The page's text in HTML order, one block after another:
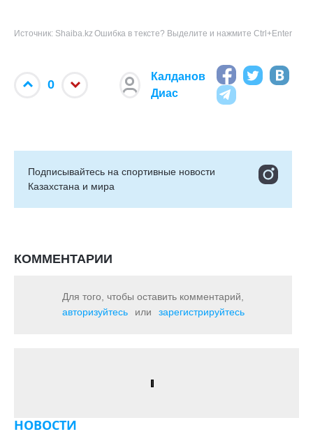
Источник: Shaiba.kzОшибка в тексте? Выделите и нажмите Ctrl+Enter
0
Калданов
Диас
Подписывайтесь на cпортивные новости
Казахстана и мира
КОММЕНТАРИИ
Для того, чтобы оставить комментарий,
авторизуйтесь
или зарегистрируйтесь
НОВОСТИ